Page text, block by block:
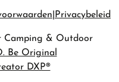
Privacybeleid
Camping & Outdoor
Be Original
DXP®